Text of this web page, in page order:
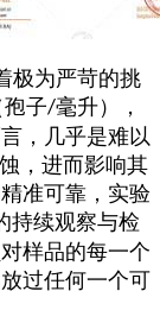
极为严苛的挑
孢子/毫升），
，几乎是难以
，进而影响其
准可靠，实验
持续观察与检
样品的每一个
过任何一个可